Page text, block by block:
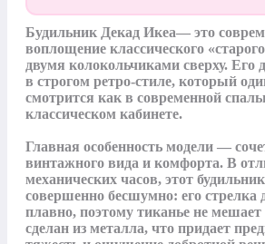
Будильник Декад Икеа— это
воплощение классического
двумя колокольчиками сверху. Его
в строгом ретро-стиле, который
смотрится как в современной
классическом кабинете.
Главная особенность модели —
винтажного вида и комфорта. В
механических часов, этот
совершенно бесшумно: его стрелка
плавно, поэтому тиканье не мешает
сделан из металла, что придает